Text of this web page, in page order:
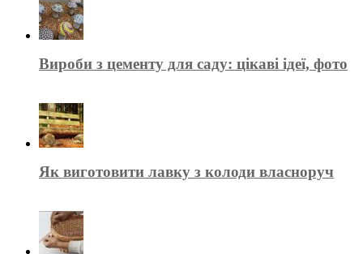
Вироби з цементу для саду: цікаві ідеї, фото
Як виготовити лавку з колоди власноруч